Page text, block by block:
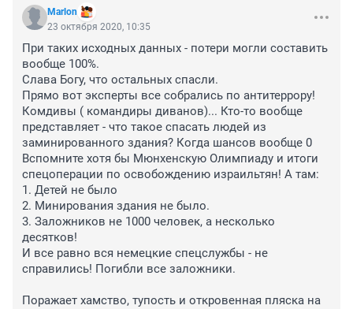
Marlon
23 октября 2020, 10:35
При таких исходных данных - потери могли составить
вообще 100%.
Слава Богу, что остальных спасли.
Прямо вот эксперты все собрались по антитеррору!
Комдивы ( командиры диванов)... Кто-то вообще
представляет - что такое спасать людей из
заминированного здания? Когда шансов вообще 0
Вспомните хотя бы Мюнхенскую Олимпиаду и итоги
спецоперации по освобождению израильтян! А там:
1. Детей не было
2. Минирования здания не было.
3. Заложников не 1000 человек, а несколько
десятков!
И все равно вся немецкие спецслужбы - не
справились! Погибли все заложники.
Поражает хамство, тупость и откровенная пляска на